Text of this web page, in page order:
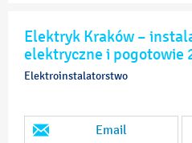
Elektryk Kraków –
elektryczne i pogotowie
Elektroinstalatorstwo
Email